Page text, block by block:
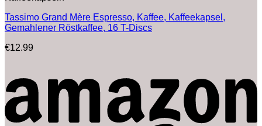
Tassimo Grand Mère Espresso, Kaffee, Kaffeekapsel,
Gemahlener Röstkaffee, 16 T-Discs
€12.99